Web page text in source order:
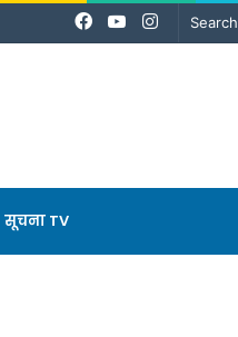
Instagram
YouTube
Facebook
सूचना TV